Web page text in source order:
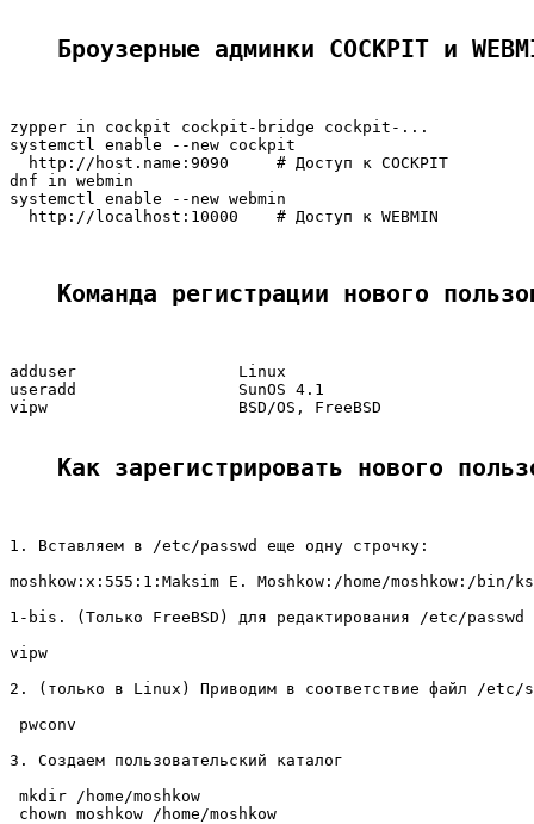
Броузерные админки COCKPIT и
zypper in cockpit cockpit-bridge cockpit-...
systemctl enable --new cockpit
  http://host.name:9090     # Доступ к COCKPIT
dnf in webmin
systemctl enable --new webmin
  http://localhost:10000    # Доступ к WEBMIN
Команда регистрации нового
adduser                 Linux
useradd                 SunOS 4.1
vipw                    BSD/OS, FreeBSD
Как зарегистрировать нового
1. Вставляем в /etc/passwd еще одну строчку:
moshkow:x:555:1:Maksim E. Moshkow:/home/moshkow:/bin/
1-bis. (Только FreeBSD) для редактирования /etc/passwd
vipw
2. (только в Linux) Приводим в соответствие файл /etc/
pwconv
3. Создаем пользовательский каталог
mkdir /home/moshkow
chown moshkow /home/moshkow